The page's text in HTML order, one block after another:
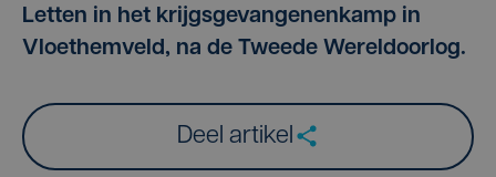
Letten in het krijgsgevangenenkamp in
Vloethemveld, na de Tweede Wereldoorlog.
Deel artikel